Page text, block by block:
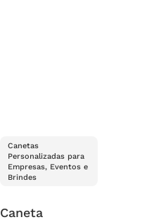
Canetas
Personalizadas para
Empresas, Eventos e
Brindes
Caneta